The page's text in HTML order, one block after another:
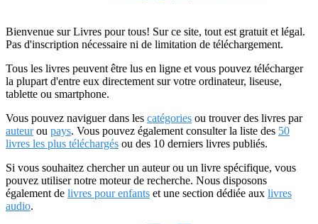
Bienvenue sur Livres pour tous! Sur ce site, tout est gratuit et légal.
Pas d'inscription nécessaire ni de limitation de téléchargement.
Tous les livres peuvent être lus en ligne et vous pouvez télécharger
la plupart d'entre eux directement sur votre ordinateur, liseuse,
tablette ou smartphone.
Vous pouvez naviguer dans les catégories ou trouver des livres par
auteurou pays. Vous pouvez également consulter la liste des 50
livres les plus téléchargés ou des 10 derniers livres publiés.
Si vous souhaitez chercher un auteur ou un livre spécifique, vous
pouvez utiliser notre moteur de recherche. Nous disposons
également de livres pour enfants et une section dédiée aux livres
audio.